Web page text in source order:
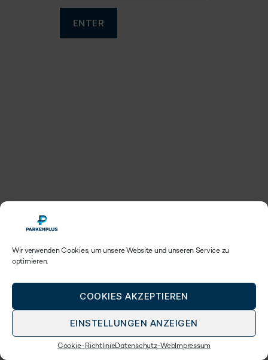
Wir verwenden Cookies, um unsere Website und unseren Service zu
optimieren.
COOKIES AKZEPTIEREN
EINSTELLUNGEN ANZEIGEN
Cookie-RichtlinieDatenschutz-WebImpressum